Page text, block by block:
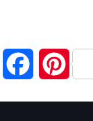
Facebook